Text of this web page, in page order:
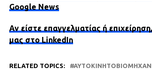
Google News
Αν είστε επαγγελματίας ή
μας στο LinkedIn
RELATED TOPICS: